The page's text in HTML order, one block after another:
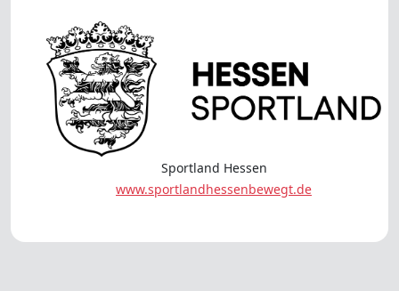
Sportland Hessen
www.sportlandhessenbewegt.de